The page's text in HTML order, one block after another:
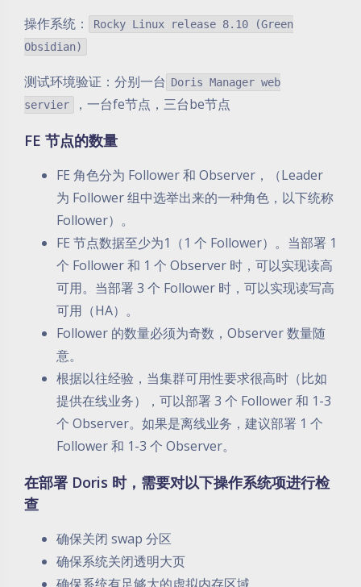
操作系统：
Rocky Linux release 8.10 (Green
Obsidian)
测试环境验证：分别一台 Doris Manager web
servier
，一台fe节点，三台be节点
FE 节点的数量
FE 角色分为 Follower 和 Observer，（Leader
为 Follower 组中选举出来的一种角色，以下统称
Follower）。
FE 节点数据至少为1（1 个 Follower）。当部署 1
个 Follower 和 1 个 Observer 时，可以实现读高
可用。当部署 3 个 Follower 时，可以实现读写高
可用（HA）。
Follower 的数量必须为奇数，Observer 数量随
意。
根据以往经验，当集群可用性要求很高时（比如
提供在线业务），可以部署 3 个 Follower 和 1-3
个 Observer。如果是离线业务，建议部署 1 个
Follower 和 1-3 个 Observer。
在部署 Doris 时，需要对以下操作系统项进行检
查
确保关闭 swap 分区
确保系统关闭透明大页